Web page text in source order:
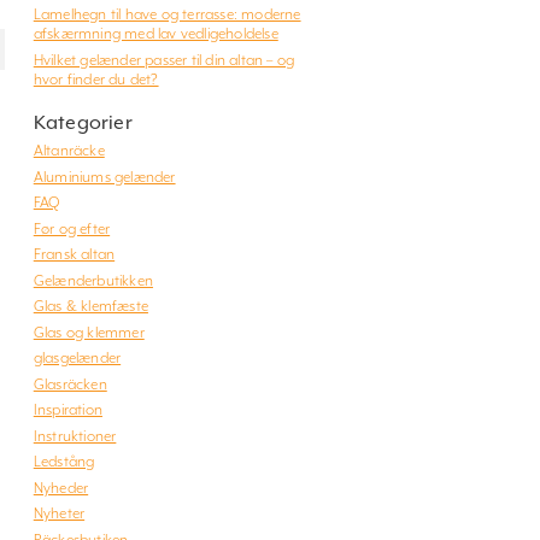
Lamelhegn til have og terrasse: moderne
afskærmning med lav vedligeholdelse
Hvilket gelænder passer til din altan – og
hvor finder du det?
Kategorier
Altanräcke
Aluminiums gelænder
FAQ
Før og efter
Fransk altan
Gelænderbutikken
Glas & klemfæste
Glas og klemmer
glasgelænder
Glasräcken
Inspiration
Instruktioner
Ledstång
Nyheder
Nyheter